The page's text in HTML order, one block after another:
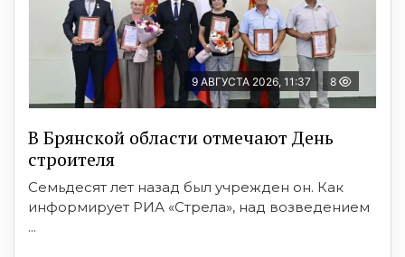
9 АВГУСТА 2026, 11:37 8
В Брянской области отмечают День
строителя
Семьдесят лет назад был учрежден он. Как
информирует РИА «Стрела», над возведением
...